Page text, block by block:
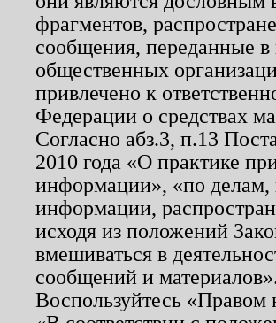
фрагментов,
сообщения, переданные
общественных
привлечено к
Федерации о средствах
Согласно абз.3, п.13
2010 года «О практике
информации», «по
информации,
исходя из положений
вмешиваться в
сообщений и
Воспользуйтесь